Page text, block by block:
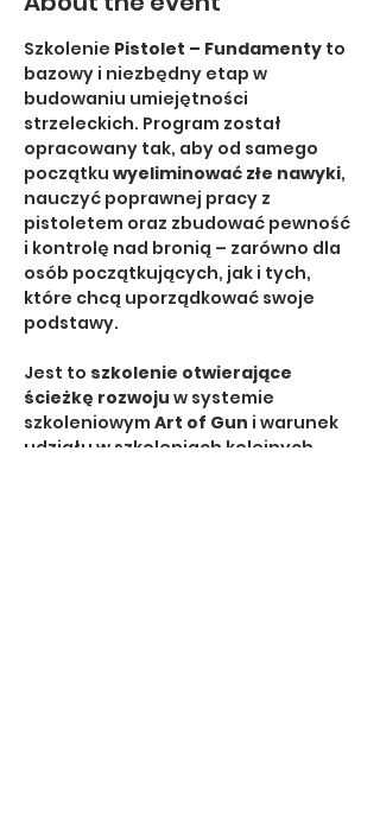
Szkolenie Pistolet – Fundamenty to
bazowy i niezbędny etap w
budowaniu umiejętności
strzeleckich. Program został
opracowany tak, aby od samego
początku wyeliminować złe nawyki,
nauczyć poprawnej pracy z
pistoletem oraz zbudować pewność
i kontrolę nad bronią – zarówno dla
osób początkujących, jak i tych,
które chcą uporządkować swoje
podstawy.
Jest to szkolenie otwierające
ścieżkę rozwoju w systemie
szkoleniowym Art of Gun i warunek
udziału w szkoleniach kolejnych